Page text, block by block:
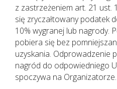
z zastrzeżeniem art. 21 ust.
się zryczałtowany podatek
10% wygranej lub nagrody.
pobiera się bez
uzyskania. Odprowadzenie
nagród do odpowiedniego
spoczywa na Organizatorze.